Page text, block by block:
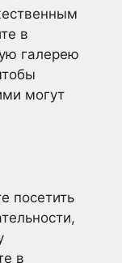
в
галерею
могут
посетить
в